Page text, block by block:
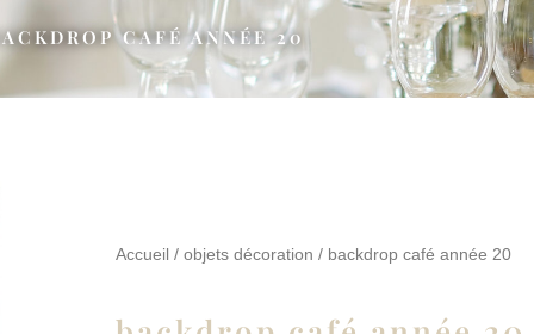
CAFÉ ANNÉE 20
Accueil / objets décoration / backdrop café année 20